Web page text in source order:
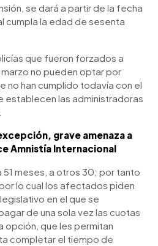
se dará a partir de la fecha
cumpla la edad de sesenta
que fueron forzados a
no pueden optar por
no han cumplido todavía con el
establecen las administradoras
grave amenaza a
Amnistía Internacional
51 meses, a otros 30; por tanto
lo cual los afectados piden
en el que se
de una sola vez las cuotas
opción, que les permitan
completar el tiempo de